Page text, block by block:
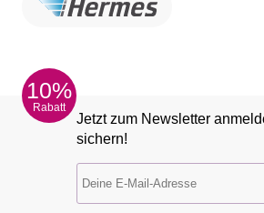
10%
Rabatt
Jetzt zum Newsletter
sichern!